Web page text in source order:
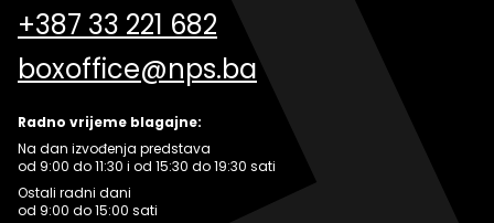
+387 33 221 682
boxoffice@nps.ba
Radno vrijeme blagajne:
Na dan izvođenja predstava
od 9:00 do 11:30 i od 15:30 do 19:30 sati
Ostali radni dani
od 9:00 do 15:00 sati